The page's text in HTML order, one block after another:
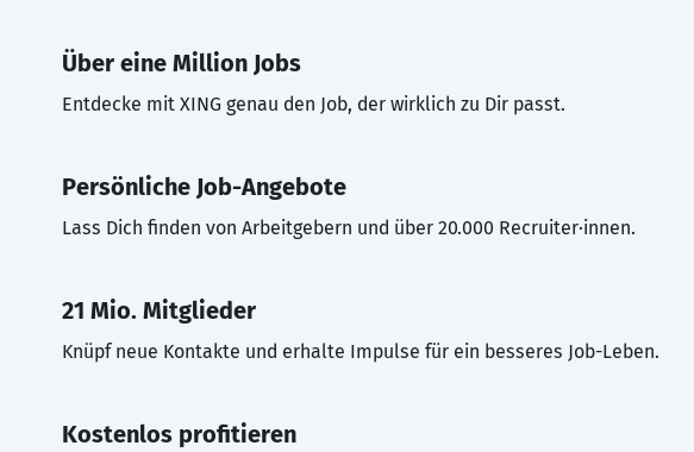
Über eine Million Jobs
Entdecke mit XING genau den Job, der wirklich zu Dir passt.
Persönliche Job-Angebote
Lass Dich finden von Arbeitgebern und über 20.000 Recruiter·innen.
21 Mio. Mitglieder
Knüpf neue Kontakte und erhalte Impulse für ein besseres Job-Leben.
Kostenlos profitieren